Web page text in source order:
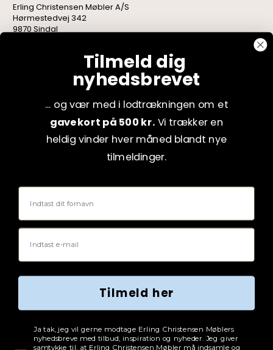
Erling Christensen Møbler A/S
Hørmestedvej 342
9870 Sindal
Tilmeld dig
nyhedsbrevet
... og vær med i lodtrækningen om et
gavekort på 500 kr. Vi trækker en
heldig vinder hver måned blandt nye
tilmeldinger.
Fornavn
Email
Tilmeld her
Tjekboks samtykke
Ja tak, jeg vil gerne modtage Erling Christensen Møblers
nyhedsbreve med tilbud, inspiration og nyheder. Jeg giver
samtykke til, at Erling Christensen Møbler må indsamle og